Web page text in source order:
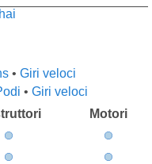
• Giri veloci
• Giri veloci
Motori